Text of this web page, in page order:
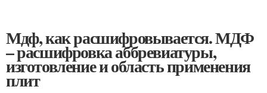
Мдф, как расшифровывается. МДФ
– расшифровка аббревиатуры,
изготовление и область применения
плит